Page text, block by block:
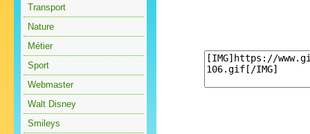
Transport
Nature
Métier
Sport
Webmaster
Walt Disney
Smileys